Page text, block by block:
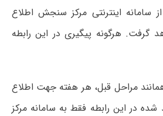
سامانه اینترنتی مرکز سنجش اطلاع
گرفت. هرگونه پیگیری در این رابطه
مراحل قبل، هر هفته جهت اطلاع
در این رابطه فقط به سامانه مرکز